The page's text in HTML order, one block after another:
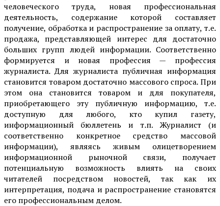
человеческого труда, новая профессиональная
деятельность, содержание которой составляет
получение, обработка и распространение за оплату, т.е.
продажа, представляющей интерес для достаточно
больших групп людей информации. Соответственно
формируется и новая профессия — профессия
журналиста. Для журналиста публичная информация
становится товаром достаточно массового спроса. При
этом она становится товаром и для покупателя,
приобретающего эту публичную информацию, т.е.
доступную для любого, кто купил газету,
информационный бюллетень и т.п. Журналист (и
соответственно конкретное средство массовой
информации), являясь живым олицетворением
информационной рыночной связи, получает
потенциальную возможность влиять на своих
читателей посредством новостей, так как их
интерпретация, подача и распространение становятся
его профессиональным делом.